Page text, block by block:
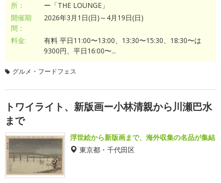
所：
ー「THE LOUNGE」
開催期
間：
2026年3月1日(日)～4月19日(日)
料金:
有料 平日11:00〜13:00、13:30〜15:30、18:30〜は
9300円、平日16:00〜...
グルメ・フードフェス
トワイライト、新版画ー小林清親から川瀬巴水
まで
浮世絵から新版画まで、海外収集の名品が集結
東京都・千代田区